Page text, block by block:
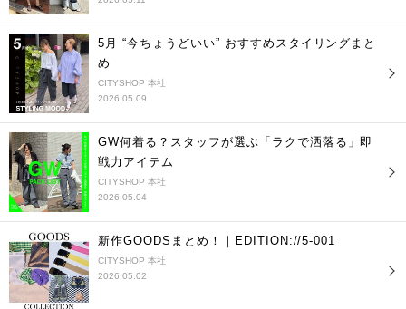
5月 “今ちょうどいい” おすすめスタイリングまと
め
CITYSHOP 本社
2026.05.09
GW何着る？スタッフが選ぶ「ラクで洒落る」即
戦力アイテム
CITYSHOP 本社
2026.05.04
新作GOODSまとめ！｜EDITION://5-001
CITYSHOP 本社
2026.05.02